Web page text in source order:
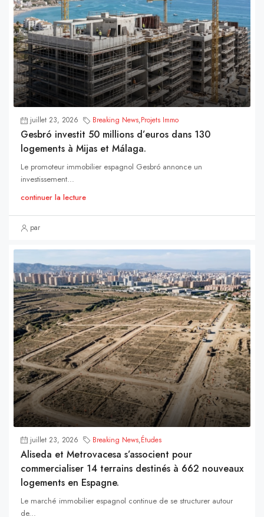
juillet 23, 2026 Breaking News,Projets Immo
Gesbró investit 50 millions d’euros dans 130
logements à Mijas et Málaga.
Le promoteur immobilier espagnol Gesbró annonce un
investissement...
continuer la lecture
par
juillet 23, 2026 Breaking News,Études
Aliseda et Metrovacesa s’associent pour
commercialiser 14 terrains destinés à 662 nouveaux
logements en Espagne.
Le marché immobilier espagnol continue de se structurer autour
de...